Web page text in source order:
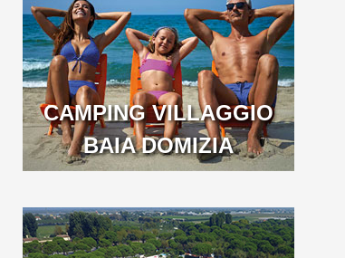
CAMPING VILLAGGIO
BAIA DOMIZIA